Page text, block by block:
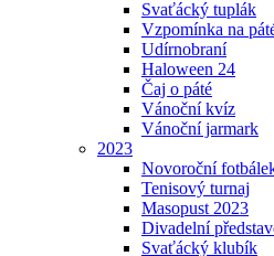
Svaťácký tuplák
Vzpomínka na
Udírnobraní
Haloween 24
Čaj o páté
Vánoční kvíz
Vánoční jarmark
2023
Novoroční
Tenisový turnaj
Masopust 2023
Divadelní
Svaťácký klubík